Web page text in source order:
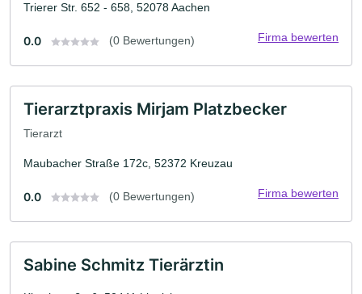
Trierer Str. 652 - 658, 52078 Aachen
0.0 (0 Bewertungen) Firma bewerten
Tierarztpraxis Mirjam Platzbecker
Tierarzt
Maubacher Straße 172c, 52372 Kreuzau
0.0 (0 Bewertungen) Firma bewerten
Sabine Schmitz Tierärztin